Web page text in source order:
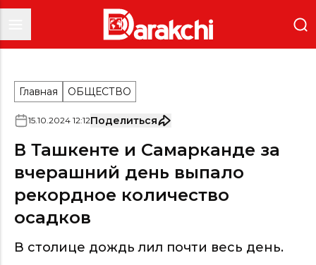
Главная ОБЩЕСТВО
15.10.2024 12:12Поделиться
В Ташкенте и Самарканде за
вчерашний день выпало
рекордное количество
осадков
В столице дождь лил почти весь день.